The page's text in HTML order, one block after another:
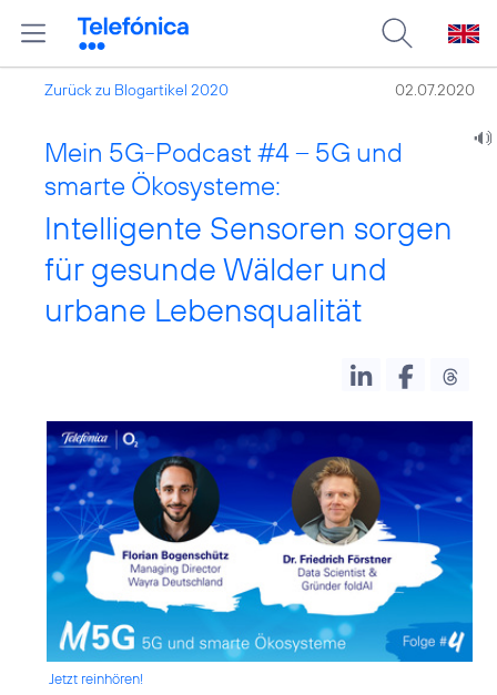
Zurück zu Blogartikel 2020 02.07.2020
Mein 5G-Podcast #4 – 5G und
smarte Ökosysteme:
Intelligente Sensoren sorgen
für gesunde Wälder und
urbane Lebensqualität
Jetzt reinhören!